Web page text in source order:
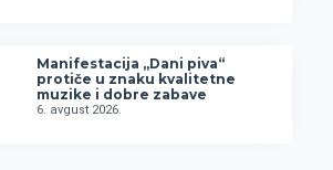
Manifestacija „Dani piva“
protiče u znaku kvalitetne
muzike i dobre zabave
6. avgust 2026.